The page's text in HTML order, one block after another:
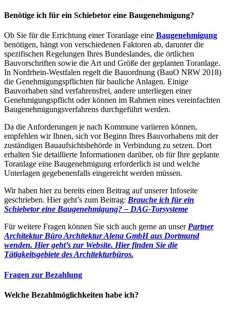
Benötige ich für ein Schiebetor eine Baugenehmigung?
Ob Sie für die Errichtung einer Toranlage eine Baugenehmigung
benötigen, hängt von verschiedenen Faktoren ab, darunter die
spezifischen Regelungen Ihres Bundeslandes, die örtlichen
Bauvorschriften sowie die Art und Größe der geplanten Toranlage.
In Nordrhein-Westfalen regelt die Bauordnung (BauO NRW 2018)
die Genehmigungspflichten für bauliche Anlagen. Einige
Bauvorhaben sind verfahrensfrei, andere unterliegen einer
Genehmigungspflicht oder können im Rahmen eines vereinfachten
Baugenehmigungsverfahrens durchgeführt werden.
Da die Anforderungen je nach Kommune variieren können,
empfehlen wir Ihnen, sich vor Beginn Ihres Bauvorhabens mit der
zuständigen Bauaufsichtsbehörde in Verbindung zu setzen. Dort
erhalten Sie detaillierte Informationen darüber, ob für Ihre geplante
Toranlage eine Baugenehmigung erforderlich ist und welche
Unterlagen gegebenenfalls eingereicht werden müssen.
Wir haben hier zu bereits einen Beitrag auf unserer Infoseite
geschrieben. Hier geht’s zum Beitrag: Brauche ich für ein
Schiebetor eine Baugenehmigung? – DAG-Torsysteme
Für weitere Fragen können Sie sich auch gerne an unser Partner
Architektur Büro Architektur Alena GmbH aus Dortmund
wenden. Hier geht’s zur Website. Hier finden Sie die
Tätigkeitsgebiete des Architekturbüros.
Fragen zur Bezahlung
Welche Bezahlmöglichkeiten habe ich?